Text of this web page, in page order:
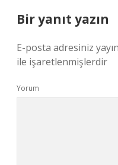
Bir yanıt yazın
E-posta adresiniz
ile işaretlenmişlerdir
Yorum